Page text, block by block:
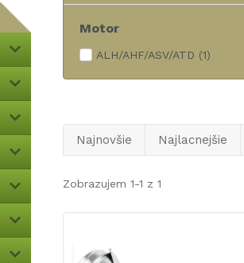
Motor
ALH/AHF/ASV/ATD (1)
Najnovšie Najlacnejšie
Zobrazujem 1-1 z 1